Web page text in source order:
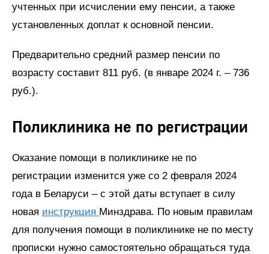
учтенных при исчислении ему пенсии, а также
установленных доплат к основной пенсии.
Предварительно средний размер пенсии по
возрасту составит 811 руб. (в январе 2024 г. – 736
руб.).
Поликлиника не по регистрации
Оказание помощи в поликлинике не по
регистрации изменится уже со 2 февраля 2024
года в Беларуси – с этой даты вступает в силу
новая инструкция Минздрава. По новым правилам
для получения помощи в поликлинике не по месту
прописки нужно самостоятельно обращаться туда